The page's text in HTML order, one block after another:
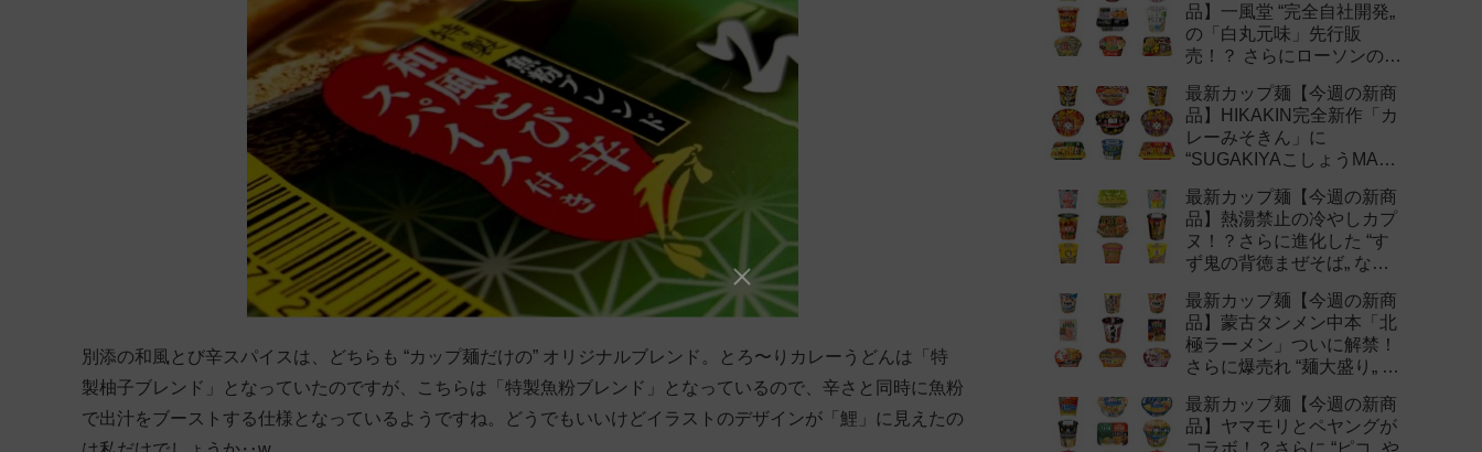
別添の和風とび辛スパイスは、どちらも “カップ麺だけの” オリジナルブレンド。とろ〜りカレーうどんは「特
製柚子ブレンド」となっていたのですが、こちらは「特製魚粉ブレンド」となっているので、辛さと同時に魚粉
で出汁をブーストする仕様となっているようですね。どうでもいいけどイラストのデザインが「鯉」に見えたの
品】一風堂 “完全自社開発„
の「白丸元味」先行販
売！？ さらにローソンの激
新作まとめ！
最新カップ麺【今週の新商
品】HIKAKIN完全新作「カ
レーみそきん」に
“SUGAKIYAこしょうMAX„
最新カップ麺【今週の新商
品】熱湯禁止の冷やしカプ
ヌ！？さらに進化した “す
ず鬼の背徳まぜそば„ など
最新カップ麺【今週の新商
品】蒙古タンメン中本「北
極ラーメン」ついに解禁！
さらに爆売れ “麺大盛り„ シ
作まとめ！
最新カップ麺【今週の新商
品】ヤマモリとペヤングが
コラボ！？さらに “ピコ„ や